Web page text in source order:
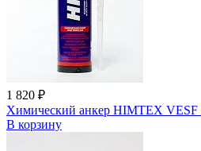
1 820 ₽
Химический анкер HIMTEX VESF
В корзину